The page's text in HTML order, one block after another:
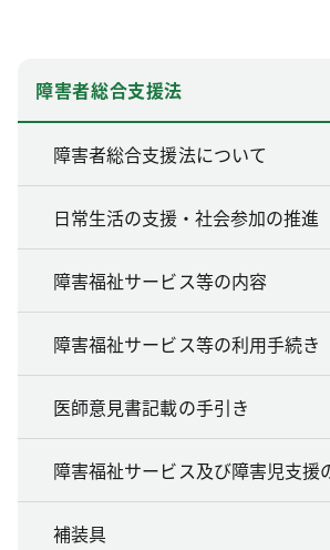
障害者総合支援法
障害者総合支援法について
日常生活の支援・社会参加の推進
障害福祉サービス等の内容
障害福祉サービス等の利用手続き
医師意見書記載の手引き
障害福祉サービス及び障害児支援
補装具